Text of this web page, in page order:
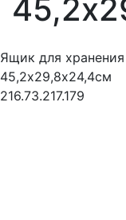
Ящик для
45,2х29,8х24,4см
216.73.217.179